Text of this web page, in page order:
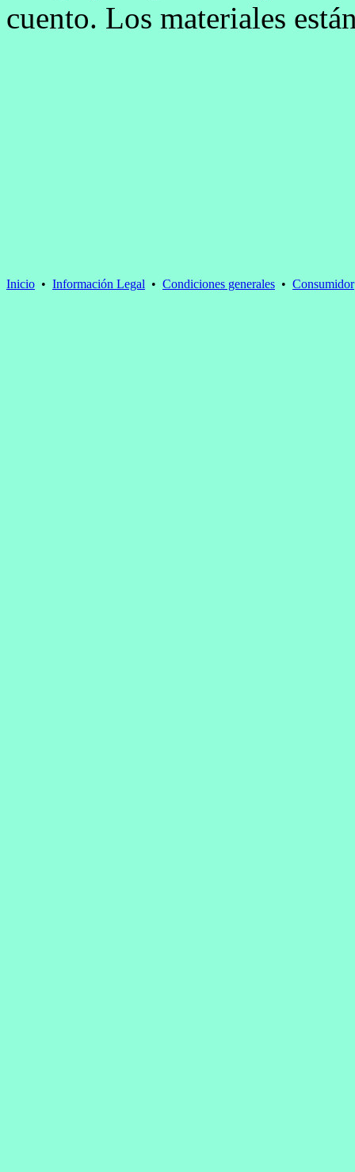
cuento. Los materiales
Inicio • Información Legal • Condiciones generales • Consumidor